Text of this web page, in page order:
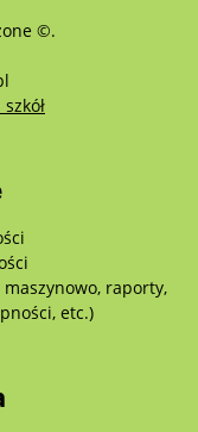
©.
otwiera się w
maszynowo, raporty,
etc.)